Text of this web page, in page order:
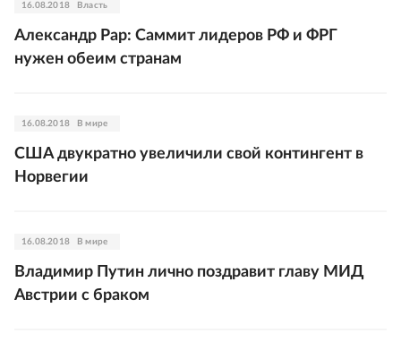
16.08.2018 Власть
Александр Рар: Саммит лидеров РФ и ФРГ
нужен обеим странам
16.08.2018 В мире
США двукратно увеличили свой контингент в
Норвегии
16.08.2018 В мире
Владимир Путин лично поздравит главу МИД
Австрии с браком